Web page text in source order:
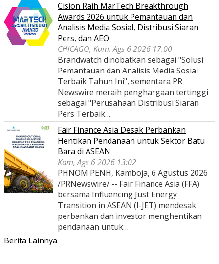
Cision Raih MarTech Breakthrough
Awards 2026 untuk Pemantauan dan
Analisis Media Sosial, Distribusi Siaran
Pers, dan AEO
CHICAGO, Kam, Ags 6 2026 17:00
Brandwatch dinobatkan sebagai "Solusi
Pemantauan dan Analisis Media Sosial
Terbaik Tahun Ini", sementara PR
Newswire meraih penghargaan tertinggi
sebagai "Perusahaan Distribusi Siaran
Pers Terbaik…
Fair Finance Asia Desak Perbankan
Hentikan Pendanaan untuk Sektor Batu
Bara di ASEAN
Kam, Ags 6 2026 13:02
PHNOM PENH, Kamboja, 6 Agustus 2026
/PRNewswire/ -- Fair Finance Asia (FFA)
bersama Influencing Just Energy
Transition in ASEAN (I-JET) mendesak
perbankan dan investor menghentikan
pendanaan untuk…
Berita Lainnya